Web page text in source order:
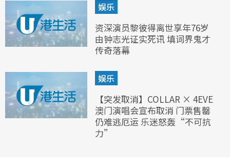
娱乐
资深演员黎彼得离世享年76岁
由钟志光证实死讯 填词界鬼才
传奇落幕
娱乐
【突发取消】COLLAR × 4EVE
澳门演唱会宣布取消 门票售罄
仍难逃厄运 乐迷怒轰“不可抗
力”